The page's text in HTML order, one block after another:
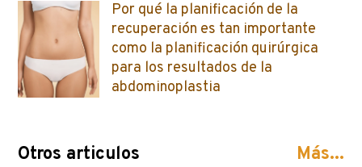
Por qué la planificación de la
recuperación es tan importante
como la planificación quirúrgica
para los resultados de la
abdominoplastia
Otros articulos Más...